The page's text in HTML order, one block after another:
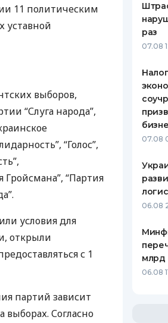
11 политическим
уставной
выборов,
“Слуга народа”,
“Голос”,
Гройсмана”, “Партия
условия для
открыли
с 1
партий зависит
Согласно
раз
07.08
07.08
06.08
млрд
06.08